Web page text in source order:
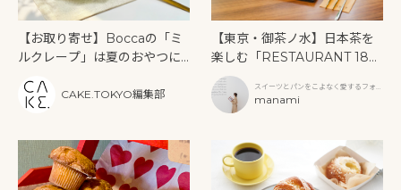
【お取り寄せ】Boccaの「ミ
ルクレープ」は夏のおやつに
CAKE.TOKYO編集部
【東京・御茶ノ水】日本茶を
楽しむ「RESTAURANT 189
9 OCHANOMIZU」の抹茶ア
フタヌーンティーと新作クリ
ームソーダ
スイーツとパンをこよなく愛するフォト
グラファー
manami